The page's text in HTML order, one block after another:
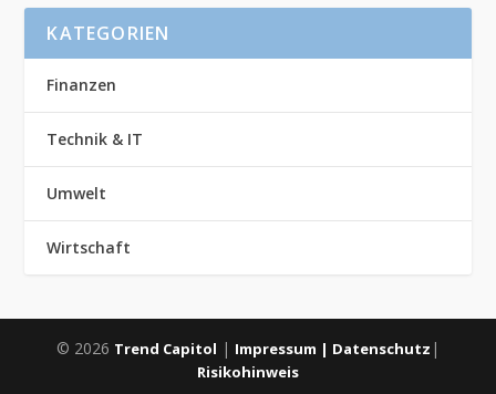
KATEGORIEN
Finanzen
Technik & IT
Umwelt
Wirtschaft
© 2026 Trend Capitol | Impressum | Datenschutz |
Risikohinweis